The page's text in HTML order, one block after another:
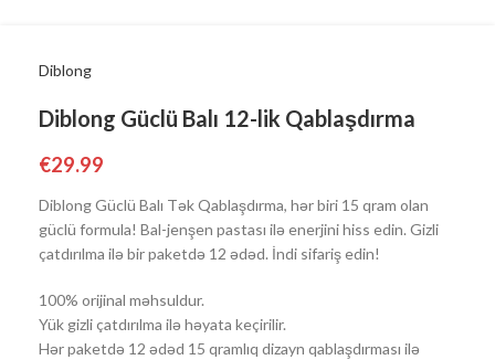
Diblong
Diblong Güclü Balı 12-lik Qablaşdırma
€29.99
Diblong Güclü Balı Tək Qablaşdırma, hər biri 15 qram olan
güclü formula! Bal-jenşen pastası ilə enerjini hiss edin. Gizli
çatdırılma ilə bir paketdə 12 ədəd. İndi sifariş edin!
100% orijinal məhsuldur.
Yük gizli çatdırılma ilə həyata keçirilir.
Hər paketdə 12 ədəd 15 qramlıq dizayn qablaşdırması ilə